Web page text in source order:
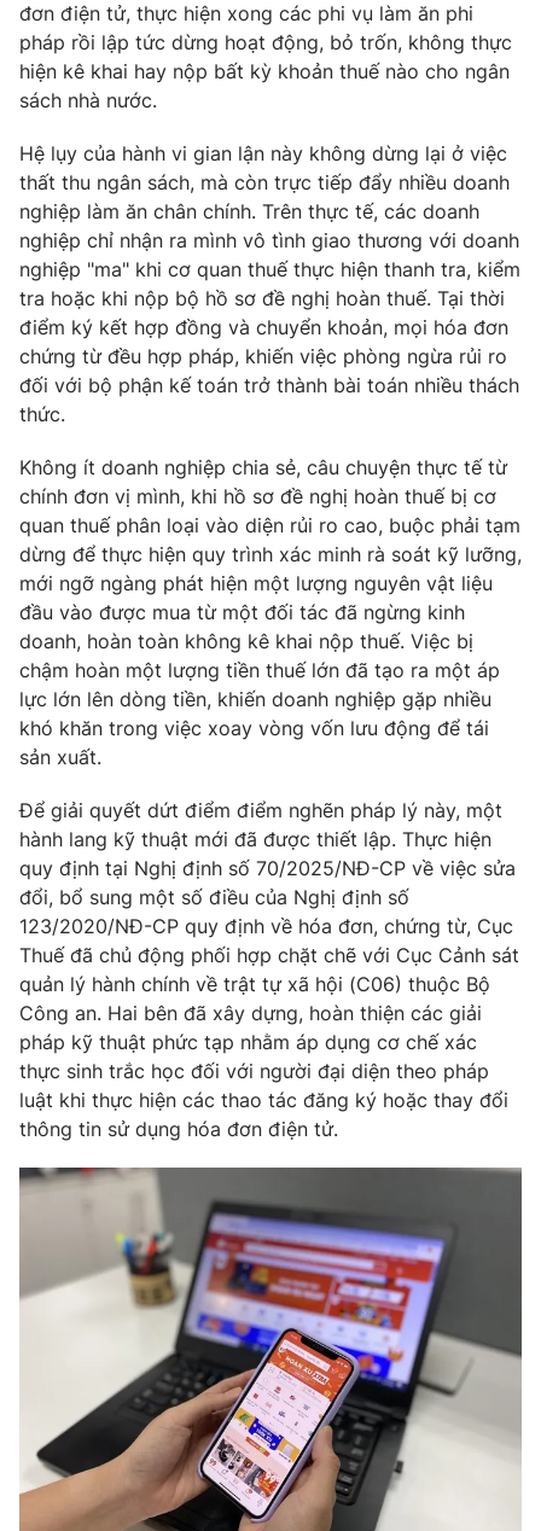
Video Shorts video
VTV Money VTV Thể thao
VTV Sức khoẻ Bất động sản
Thị trường 24h Tấm lòng Việt
VTV4 Vươn mình bằng AI
VTV9 VTV8
THỜI BÁO VTV
Theo dõi báo trên
Cơ quan chủ quản: Đài Truyền hình Việt Nam
Cơ quan báo chí: Thời báo VTV
cấp ngày 29/12/2023
Tổng Biên tập: Vũ Thanh Thủy
Phó Tổng Biên tập:Nguyễn Thị Mỹ Hạnh, Phạm Quốc Thắng,
Nguyễn Trọng Ninh
Tổng đài VTV:024.38 355 931 - 024.38 355 932
Ðiện thoại Thời báo VTV:024.66 897 897
Email: toasoan@vtv.vn
Liên hệ quảng cáo:024-7300.7108
® Cấm sao chép dưới mọi hình thức nếu không có sự chấp
thuận bằng văn bản. Ghi rõ nguồn VTV.vn khi phát hành lại
thông tin từ website này.
đơn điện tử, thực hiện xong các phi vụ làm ăn phi
pháp rồi lập tức dừng hoạt động, bỏ trốn, không thực
hiện kê khai hay nộp bất kỳ khoản thuế nào cho ngân
sách nhà nước.
Hệ lụy của hành vi gian lận này không dừng lại ở việc
thất thu ngân sách, mà còn trực tiếp đẩy nhiều doanh
nghiệp làm ăn chân chính. Trên thực tế, các doanh
nghiệp chỉ nhận ra mình vô tình giao thương với doanh
nghiệp "ma" khi cơ quan thuế thực hiện thanh tra, kiểm
tra hoặc khi nộp bộ hồ sơ đề nghị hoàn thuế. Tại thời
điểm ký kết hợp đồng và chuyển khoản, mọi hóa đơn
chứng từ đều hợp pháp, khiến việc phòng ngừa rủi ro
đối với bộ phận kế toán trở thành bài toán nhiều thách
thức.
Không ít doanh nghiệp chia sẻ, câu chuyện thực tế từ
chính đơn vị mình, khi hồ sơ đề nghị hoàn thuế bị cơ
quan thuế phân loại vào diện rủi ro cao, buộc phải tạm
dừng để thực hiện quy trình xác minh rà soát kỹ lưỡng,
mới ngỡ ngàng phát hiện một lượng nguyên vật liệu
đầu vào được mua từ một đối tác đã ngừng kinh
doanh, hoàn toàn không kê khai nộp thuế. Việc bị
chậm hoàn một lượng tiền thuế lớn đã tạo ra một áp
lực lớn lên dòng tiền, khiến doanh nghiệp gặp nhiều
khó khăn trong việc xoay vòng vốn lưu động để tái
sản xuất.
Để giải quyết dứt điểm điểm nghẽn pháp lý này, một
hành lang kỹ thuật mới đã được thiết lập. Thực hiện
quy định tại Nghị định số 70/2025/NĐ-CP về việc sửa
đổi, bổ sung một số điều của Nghị định số
123/2020/NĐ-CP quy định về hóa đơn, chứng từ, Cục
Thuế đã chủ động phối hợp chặt chẽ với Cục Cảnh sát
quản lý hành chính về trật tự xã hội (C06) thuộc Bộ
Công an. Hai bên đã xây dựng, hoàn thiện các giải
pháp kỹ thuật phức tạp nhằm áp dụng cơ chế xác
thực sinh trắc học đối với người đại diện theo pháp
luật khi thực hiện các thao tác đăng ký hoặc thay đổi
thông tin sử dụng hóa đơn điện tử.